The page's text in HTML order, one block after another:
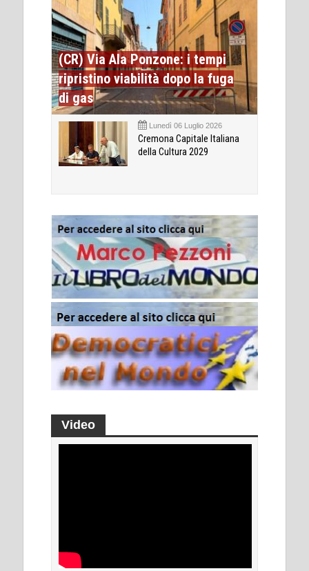
(CR) Via Ala Ponzone: i tempi
ripristino viabilità dopo la fuga
di gas
Lunedì 06 Luglio 2026
Cremona Capitale Italiana
della Cultura 2029
Video